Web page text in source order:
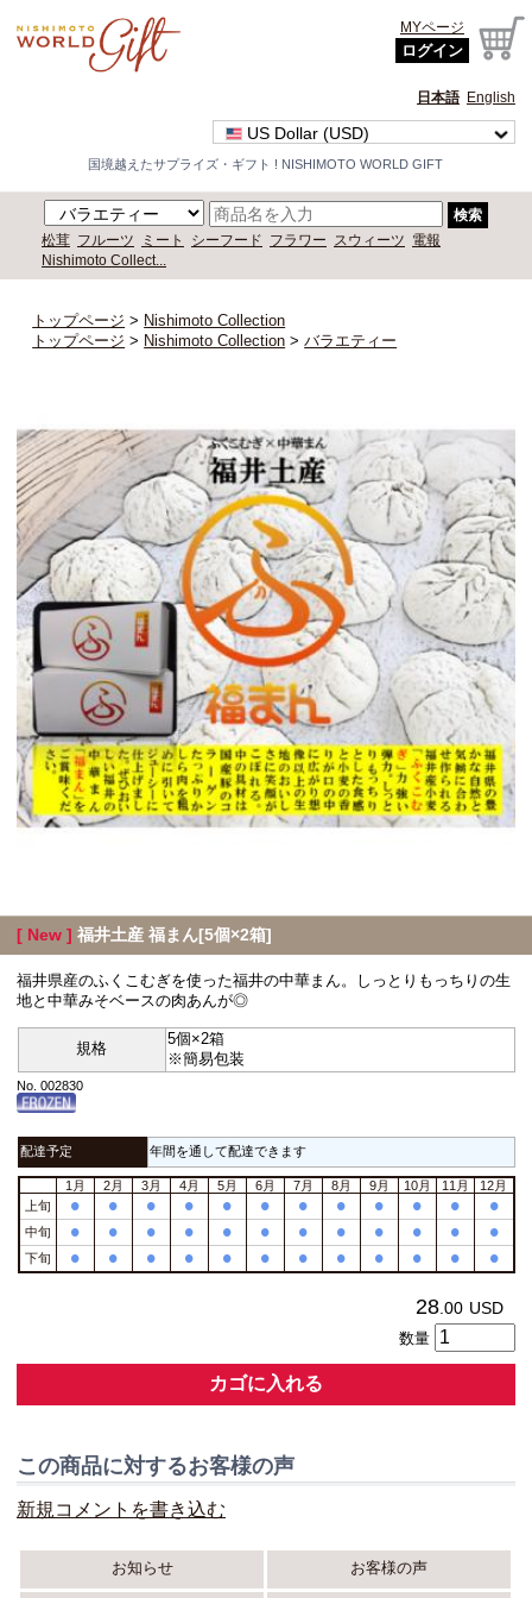
日本語 English
US Dollar (USD)
国境越えたサプライズ・ギフト ! NISHIMOTO WORLD GIFT
検索
松茸 フルーツ ミート シーフード フラワー スウィーツ
電報
Nishimoto Collect...
MYページ
ログイン
トップページ > Nishimoto Collection
トップページ > Nishimoto Collection >バラエティー
[ New ] 福井土産 福まん[5個×2箱]
福井県産のふくこむぎを使った福井の中華まん。しっとりもっちりの生
地と中華みそベースの肉あんが◎
規格
5個×2箱
※簡易包装
No. 002830
配達予定 年間を通して配達できます
1月 2月 3月 4月 5月 6月 7月 8月 9月 10月 11月
12月
上旬
• • • • • • • • • • • •
中旬 • • • • • • • • • • • •
下旬 • • • • • • • • • • • •
28.00 USD
数量
カゴに入れる
この商品に対するお客様の声
新規コメントを書き込む
お知らせ お客様の声